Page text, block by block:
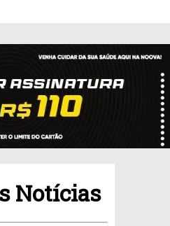
Notícias